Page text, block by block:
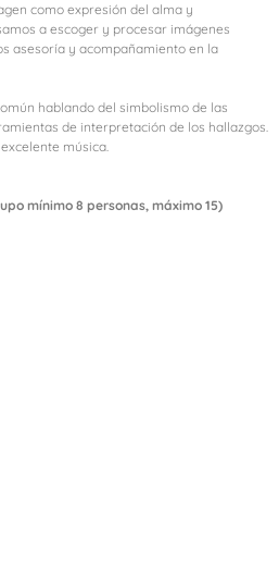
como expresión del alma y
a escoger y procesar imágenes
asesoría y acompañamiento en la
hablando del simbolismo de las
de interpretación de los hallazgos.
música.
mínimo 8 personas, máximo 15)